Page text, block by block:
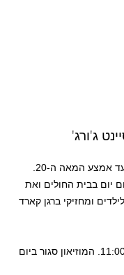
ג'ורג'
המקום הוקם במאה ה-15 וטיפל במצורעים עד אמצע המאה ה-20.
יום בבית החולים ואת
ומחזיקי ברגן קארד
שעות פתיחה : 15.5-31.8- כל יום מ-11:00-15:00. המוזיאון סגור ביום